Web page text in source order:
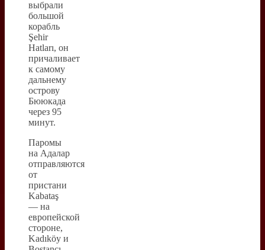
выбрали
большой
корабль
Şehir
Hatları, он
причаливает
к самому
дальнему
острову
Бююкада
через 95
минут.
Паромы
на Адалар
отправляются
от
пристани
Kabataş
— на
европейской
стороне,
Kadıköy и